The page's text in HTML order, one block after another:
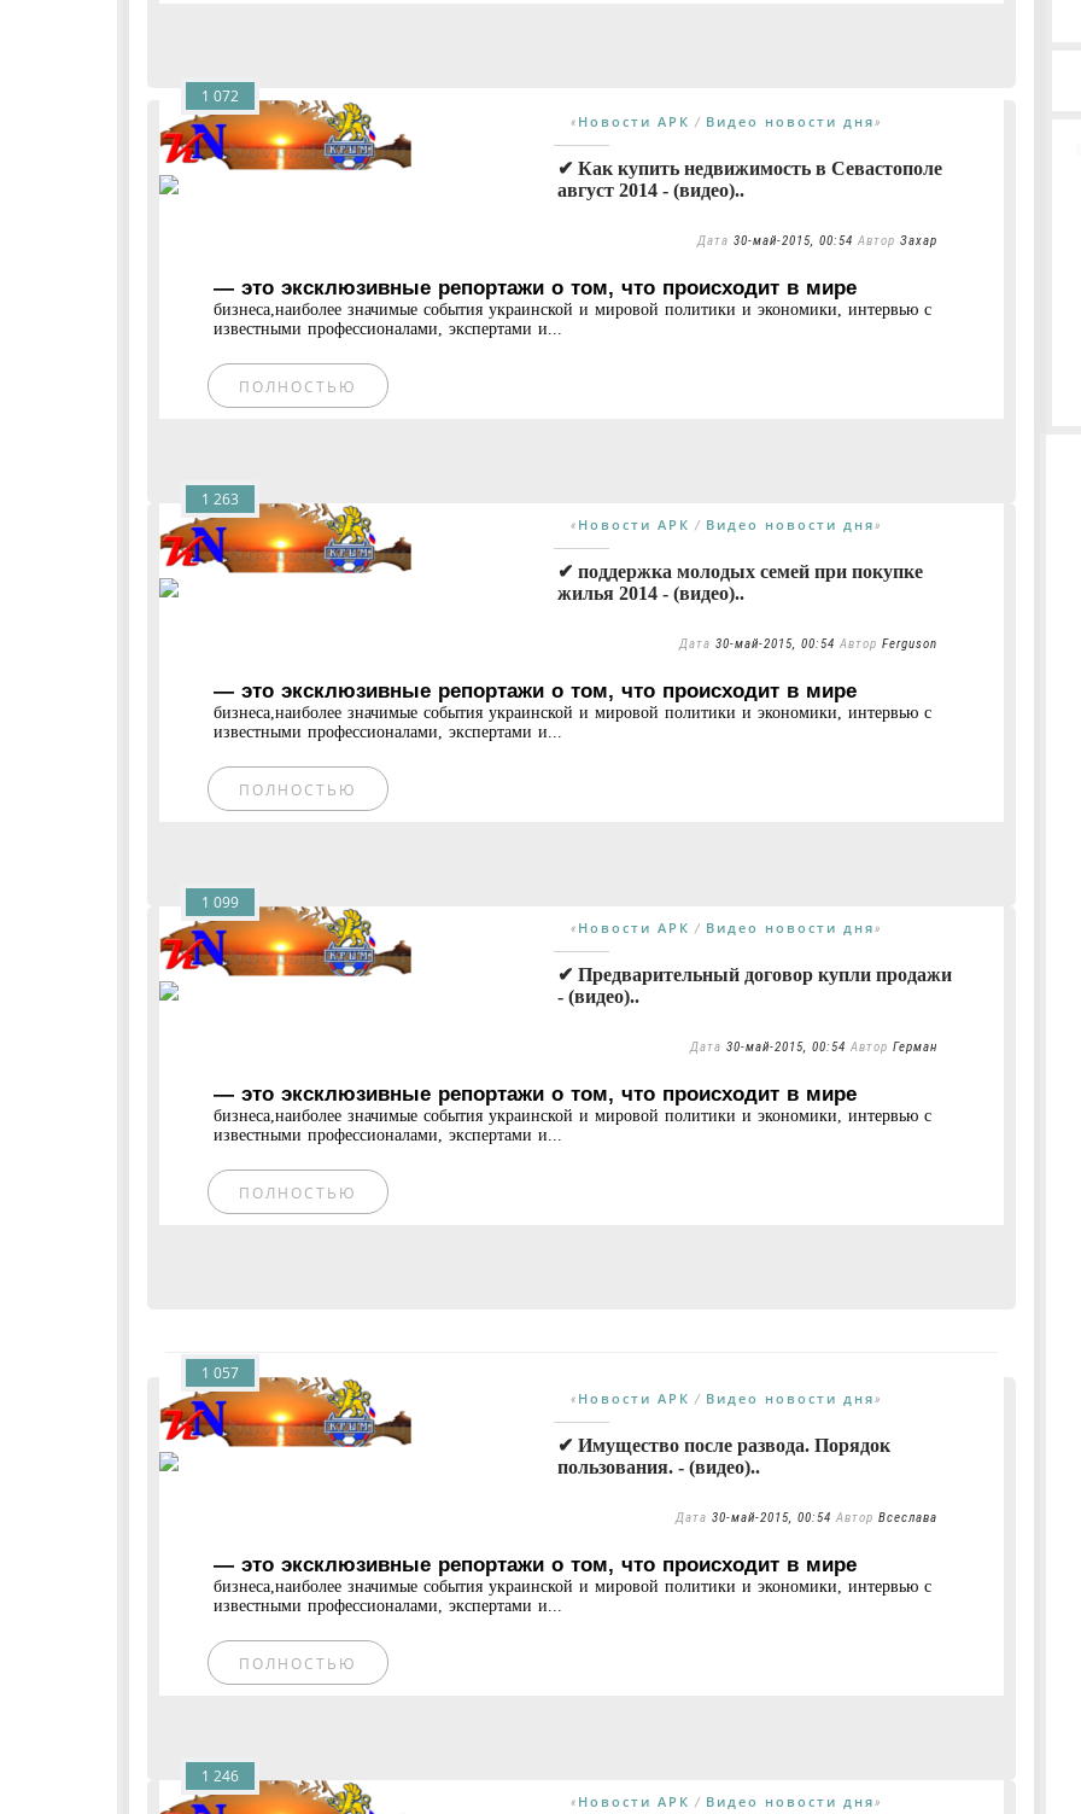
« Новости АРК / Видео новости дня»
✔ Как купить недвижимость в Севастополе
август 2014 - (видео)..
Дата 30-май-2015, 00:54 Автор Захар
— это эксклюзивные репортажи о том, что происходит в мире
бизнеса,наиболее значимые события украинской и мировой политики и экономики, интервью с
известными профессионалами, экспертами и...
ПОЛНОСТЬЮ
1 072
« Новости АРК / Видео новости дня»
✔ поддержка молодых семей при покупке
жилья 2014 - (видео)..
Дата 30-май-2015, 00:54 Автор Ferguson
— это эксклюзивные репортажи о том, что происходит в мире
бизнеса,наиболее значимые события украинской и мировой политики и экономики, интервью с
известными профессионалами, экспертами и...
ПОЛНОСТЬЮ
1 263
« Новости АРК / Видео новости дня»
✔ Предварительный договор купли продажи
- (видео)..
Дата 30-май-2015, 00:54 Автор Герман
— это эксклюзивные репортажи о том, что происходит в мире
бизнеса,наиболее значимые события украинской и мировой политики и экономики, интервью с
известными профессионалами, экспертами и...
ПОЛНОСТЬЮ
1 099
« Новости АРК / Видео новости дня»
✔ Имущество после развода. Порядок
пользования. - (видео)..
Дата 30-май-2015, 00:54 Автор Всеслава
— это эксклюзивные репортажи о том, что происходит в мире
бизнеса,наиболее значимые события украинской и мировой политики и экономики, интервью с
известными профессионалами, экспертами и...
ПОЛНОСТЬЮ
1 057
« Новости АРК / Видео новости дня»
1 246